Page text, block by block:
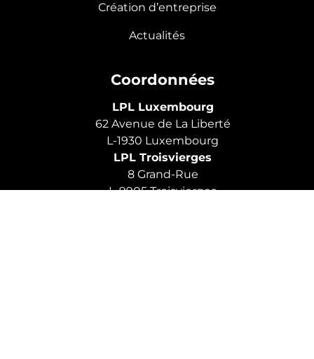
Création d’entreprise
Actualités
Coordonnées
LPL Luxembourg
62 Avenue de La Liberté
L-1930 Luxembourg
LPL Troisvierges
8 Grand-Rue
L-9905 Troisvierges